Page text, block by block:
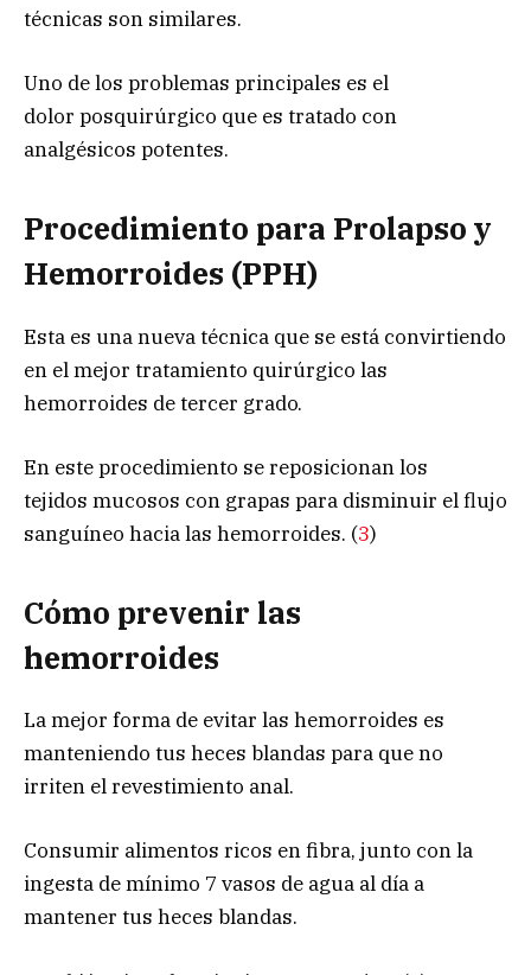
técnicas son similares.
Uno de los problemas principales es el
dolor posquirúrgico que es tratado con
analgésicos potentes.
Procedimiento para Prolapso y
Hemorroides (PPH)
Esta es una nueva técnica que se está convirtiendo
en el mejor tratamiento quirúrgico las
hemorroides de tercer grado.
En este procedimiento se reposicionan los
tejidos mucosos con grapas para disminuir el flujo
sanguíneo hacia las hemorroides. (3)
Cómo prevenir las
hemorroides
La mejor forma de evitar las hemorroides es
manteniendo tus heces blandas para que no
irriten el revestimiento anal.
Consumir alimentos ricos en fibra, junto con la
ingesta de mínimo 7 vasos de agua al día a
mantener tus heces blandas.